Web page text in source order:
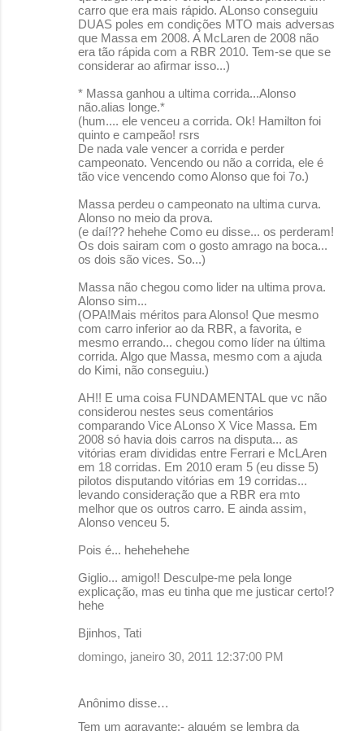
carro que era mais rápido. ALonso conseguiu
DUAS poles em condições MTO mais adversas
que Massa em 2008. A McLaren de 2008 não
era tão rápida com a RBR 2010. Tem-se que se
considerar ao afirmar isso...)
* Massa ganhou a ultima corrida...Alonso
não.alias longe.*
(hum.... ele venceu a corrida. Ok! Hamilton foi
quinto e campeão! rsrs
De nada vale vencer a corrida e perder
campeonato. Vencendo ou não a corrida, ele é
tão vice vencendo como Alonso que foi 7o.)
Massa perdeu o campeonato na ultima curva.
Alonso no meio da prova.
(e daí!?? hehehe Como eu disse... os perderam!
Os dois sairam com o gosto amrago na boca...
os dois são vices. So...)
Massa não chegou como lider na ultima prova.
Alonso sim...
(OPA!Mais méritos para Alonso! Que mesmo
com carro inferior ao da RBR, a favorita, e
mesmo errando... chegou como líder na última
corrida. Algo que Massa, mesmo com a ajuda
do Kimi, não conseguiu.)
AH!! E uma coisa FUNDAMENTAL que vc não
considerou nestes seus comentários
comparando Vice ALonso X Vice Massa. Em
2008 só havia dois carros na disputa... as
vitórias eram divididas entre Ferrari e McLAren
em 18 corridas. Em 2010 eram 5 (eu disse 5)
pilotos disputando vitórias em 19 corridas...
levando consideração que a RBR era mto
melhor que os outros carro. E ainda assim,
Alonso venceu 5.
Pois é... hehehehehe
Giglio... amigo!! Desculpe-me pela longe
explicação, mas eu tinha que me justicar certo!?
hehe
Bjinhos, Tati
domingo, janeiro 30, 2011 12:37:00 PM
Anônimo disse…
Tem um agravante:- alguém se lembra da